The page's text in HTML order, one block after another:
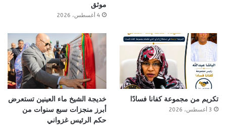
موثق
4 أغسطس، 2026
تكريم من مجموعة كفانا فسادًا
3 أغسطس، 2026
خديجة الشيخ ماء العينين تستعرض
أبرز منجزات سبع سنوات من
حكم الرئيس غزواني